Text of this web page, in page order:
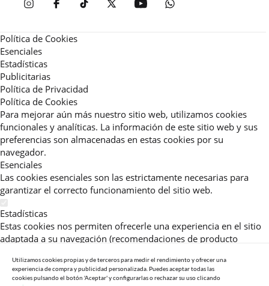
Política de Cookies
Esenciales
Estadísticas
Publicitarias
Política de Privacidad
Política de Cookies
Para mejorar aún más nuestro sitio web, utilizamos cookies
funcionales y analíticas. La información de este sitio web y sus
preferencias son almacenadas en estas cookies por su
navegador.
Esenciales
Las cookies esenciales son las estrictamente necesarias para
garantizar el correcto funcionamiento del sitio web.
Estadísticas
Estas cookies nos permiten ofrecerle una experiencia en el sitio
adaptada a su navegación (recomendaciones de producto
consultadas, etc).Al activar esta cookie, nos ayuda a mejorar aún
más su experiencia.
Utilizamos cookies propias y de terceros para medir el rendimiento y ofrecer una
experiencia de compra y publicidad personalizada. Puedes aceptar todas las
cookies pulsando el botón 'Aceptar' y configurarlas o rechazar su uso clicando